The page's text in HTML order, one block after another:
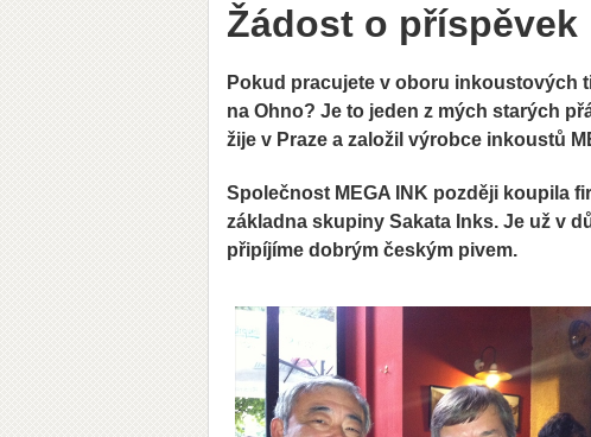
Žádost o příspěvek
Pokud pracujete v oboru inkoustových
na Ohno? Je to jeden z mých starých
žije v Praze a založil výrobce inkoustů
Společnost MEGA INK později koupila
základna skupiny Sakata Inks. Je už v
připíjíme dobrým českým pivem.